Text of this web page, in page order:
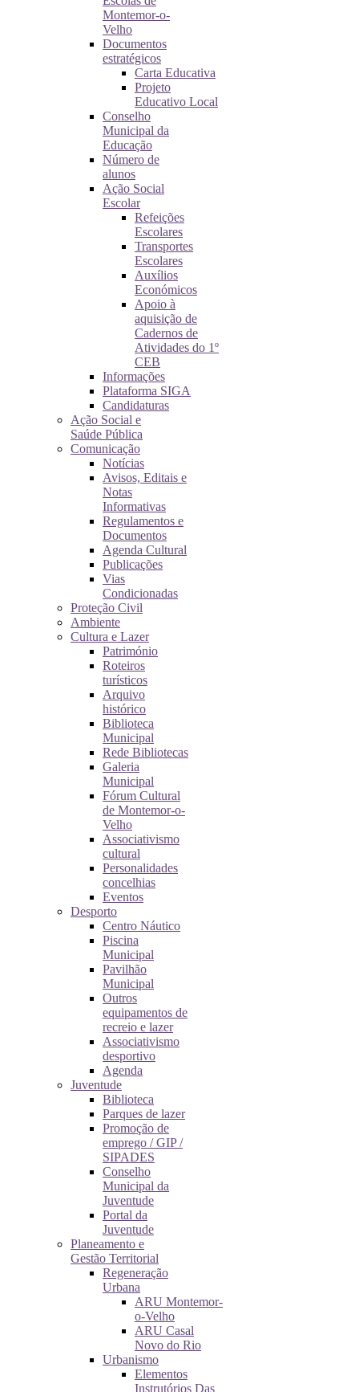
Montemor-o-
Velho
Documentos
estratégicos
Carta Educativa
Projeto
Educativo Local
Conselho
Municipal da
Educação
Número de
alunos
Ação Social
Escolar
Refeições
Escolares
Transportes
Escolares
Auxílios
Económicos
Apoio à
aquisição de
Cadernos de
Atividades do 1º
CEB
Informações
Plataforma SIGA
Candidaturas
Ação Social e
Saúde Pública
Comunicação
Notícias
Avisos, Editais e
Notas
Informativas
Regulamentos e
Documentos
Agenda Cultural
Publicações
Vias
Condicionadas
Proteção Civil
Ambiente
Cultura e Lazer
Património
Roteiros
turísticos
Arquivo
histórico
Biblioteca
Municipal
Rede Bibliotecas
Galeria
Municipal
Fórum Cultural
de Montemor-o-
Velho
Associativismo
cultural
Personalidades
concelhias
Eventos
Desporto
Centro Náutico
Piscina
Municipal
Pavilhão
Municipal
Outros
equipamentos de
recreio e lazer
Associativismo
desportivo
Agenda
Juventude
Biblioteca
Parques de lazer
Promoção de
emprego / GIP /
SIPADES
Conselho
Municipal da
Juventude
Portal da
Juventude
Planeamento e
Gestão Territorial
Regeneração
Urbana
ARU Montemor-
o-Velho
ARU Casal
Novo do Rio
Urbanismo
Elementos
Instrutórios Das